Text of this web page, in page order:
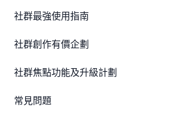
社群最強使用指南
社群創作有價企劃
社群焦點功能及升級計劃
常見問題